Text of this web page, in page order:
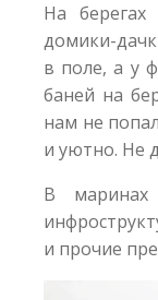
На
домики-
в поле, а у
баней на
нам не
и уютно. Не
В маринах
и прочие